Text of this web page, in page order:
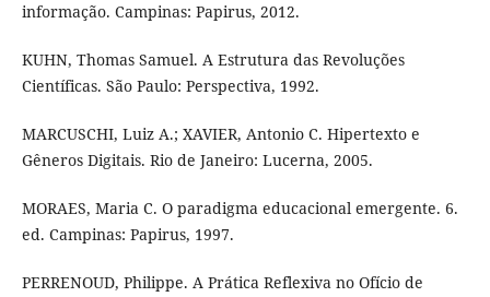
informação. Campinas: Papirus, 2012.
KUHN, Thomas Samuel. A Estrutura das Revoluções
Científicas. São Paulo: Perspectiva, 1992.
MARCUSCHI, Luiz A.; XAVIER, Antonio C. Hipertexto e
Gêneros Digitais. Rio de Janeiro: Lucerna, 2005.
MORAES, Maria C. O paradigma educacional emergente. 6.
ed. Campinas: Papirus, 1997.
PERRENOUD, Philippe. A Prática Reflexiva no Ofício de